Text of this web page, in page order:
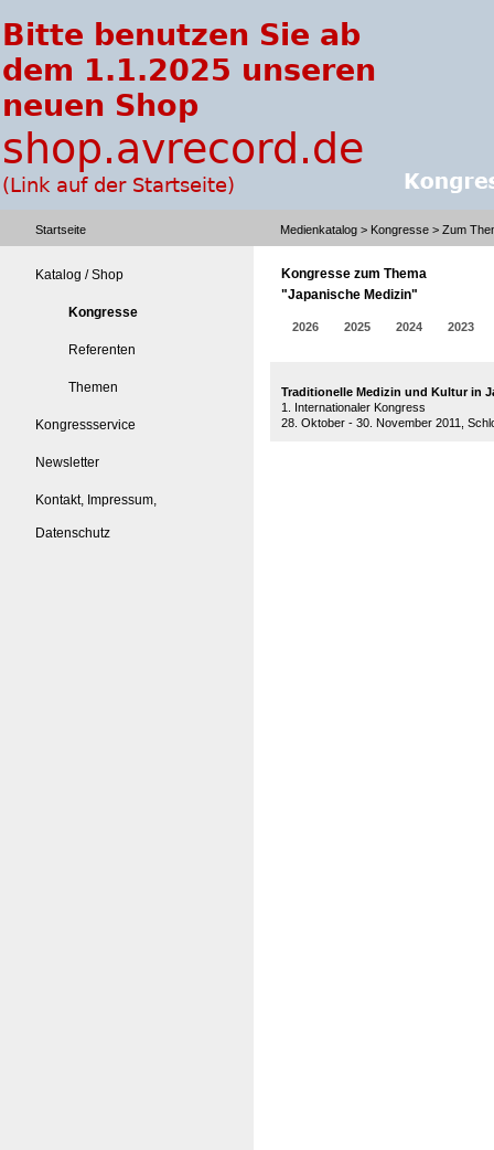
Startseite Medienkatalog > Kongresse > Zum
Katalog / Shop
Kongresse
Referenten
Themen
Kongressservice
Newsletter
Kontakt, Impressum,
Datenschutz
Kongresse zum Thema
"Japanische Medizin"
2026 2025 2024 2023
Traditionelle Medizin und Kultur in
1. Internationaler Kongress
28. Oktober - 30. November 2011,